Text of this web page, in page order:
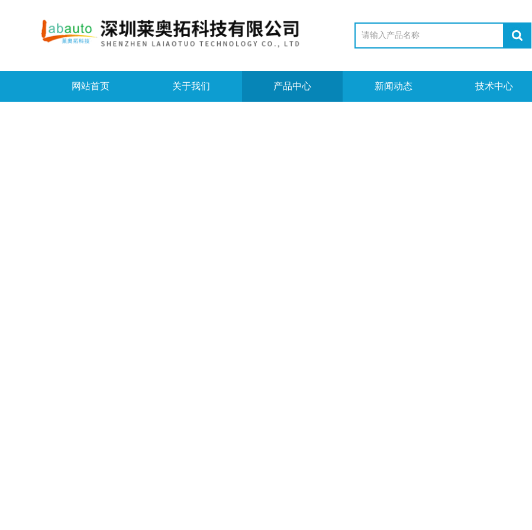
网站首页 关于我们 产品中心 新闻动态 技术中心